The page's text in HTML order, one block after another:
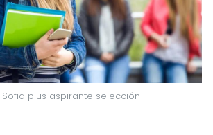
Sofia plus aspirante selección